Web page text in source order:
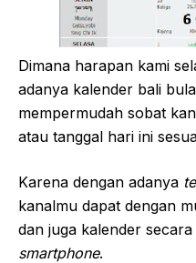
Dimana harapan kami
adanya kalender bali
mempermudah sobat
atau tanggal hari ini
Karena dengan adanya
kanalmu dapat dengan
dan juga kalender
smartphone.